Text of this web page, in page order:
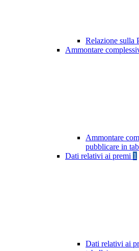
Relazione sulla
Ammontare
Ammontare
pubblicare in
Dati relativi ai premi 1
Dati relativi ai